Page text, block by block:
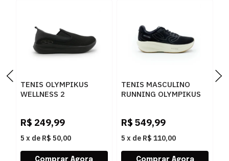
TENIS OLYMPIKUS
WELLNESS 2
R$ 249,99
5 x de R$ 50,00
TENIS MASCULINO
RUNNING OLYMPIKUS
R$ 549,99
5 x de R$ 110,00